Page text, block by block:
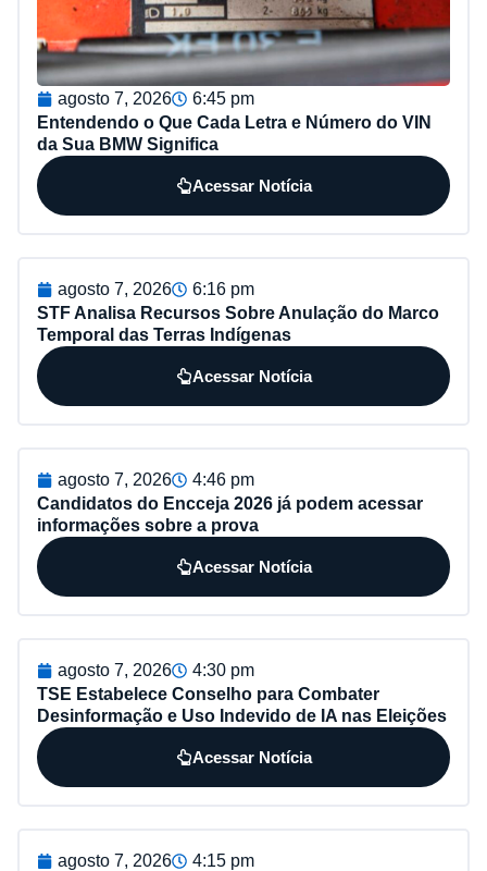
agosto 7, 2026
6:45 pm
Entendendo o Que Cada Letra e Número do VIN
da Sua BMW Significa
Acessar Notícia
agosto 7, 2026
6:16 pm
STF Analisa Recursos Sobre Anulação do Marco
Temporal das Terras Indígenas
Acessar Notícia
agosto 7, 2026
4:46 pm
Candidatos do Encceja 2026 já podem acessar
informações sobre a prova
Acessar Notícia
agosto 7, 2026
4:30 pm
TSE Estabelece Conselho para Combater
Desinformação e Uso Indevido de IA nas Eleições
Acessar Notícia
agosto 7, 2026
4:15 pm